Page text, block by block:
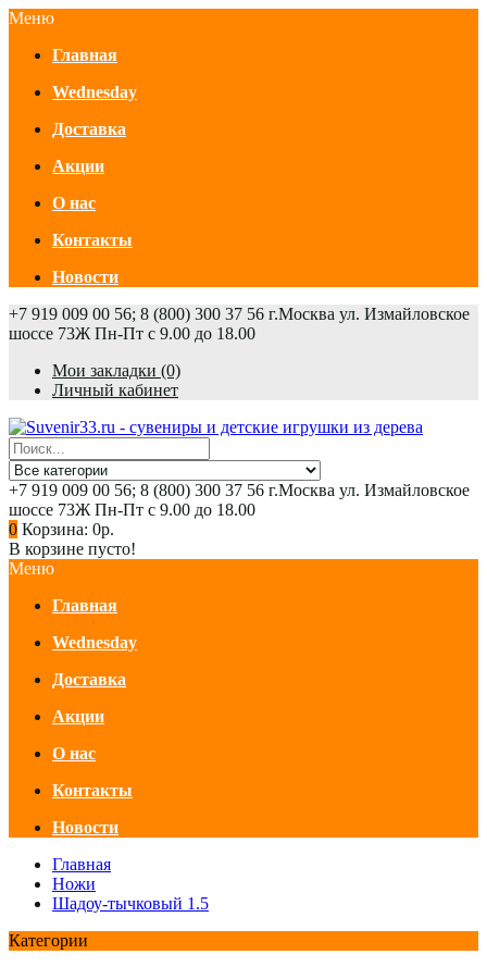
Меню
Главная
Wednesday
Доставка
Акции
О нас
Контакты
Новости
+7 919 009 00 56; 8 (800) 300 37 56 г.Москва ул. Измайловское
шоссе 73Ж Пн-Пт с 9.00 до 18.00
Мои закладки (0)
Личный кабинет
+7 919 009 00 56; 8 (800) 300 37 56 г.Москва ул. Измайловское
шоссе 73Ж Пн-Пт с 9.00 до 18.00
0 Корзина: 0р.
В корзине пусто!
Меню
Главная
Wednesday
Доставка
Акции
О нас
Контакты
Новости
Главная
Ножи
Шадоу-тычковый 1.5
Категории